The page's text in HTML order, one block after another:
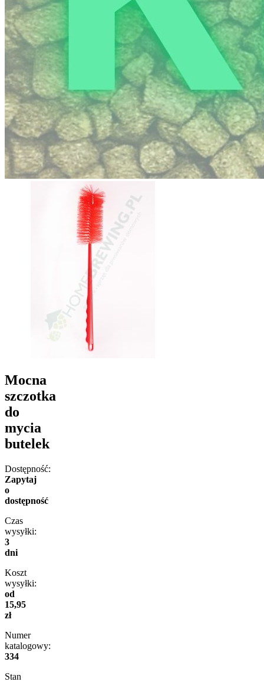
Mocna
szczotka
do
mycia
butelek
Dostępność:
Zapytaj
o
dostępność
Czas
wysyłki:
3
dni
Koszt
wysyłki:
od
15,95
zł
Numer
katalogowy:
334
Stan